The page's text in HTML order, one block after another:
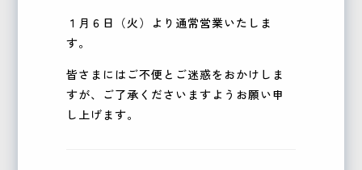
１月６日（火）より通常営業いたしま
す。
皆さまにはご不便とご迷惑をおかけしま
すが、ご了承くださいますようお願い申
し上げます。